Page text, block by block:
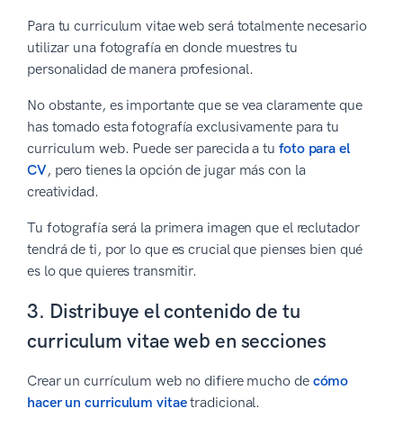
Para tu curriculum vitae web será totalmente necesario
utilizar una fotografía en donde muestres tu
personalidad de manera profesional.
No obstante, es importante que se vea claramente que
has tomado esta fotografía exclusivamente para tu
curriculum web. Puede ser parecida a tu foto para el
CV, pero tienes la opción de jugar más con la
creatividad.
Tu fotografía será la primera imagen que el reclutador
tendrá de ti, por lo que es crucial que pienses bien qué
es lo que quieres transmitir.
3. Distribuye el contenido de tu
curriculum vitae web en secciones
Crear un currículum web no difiere mucho de cómo
hacer un curriculum vitaetradicional.